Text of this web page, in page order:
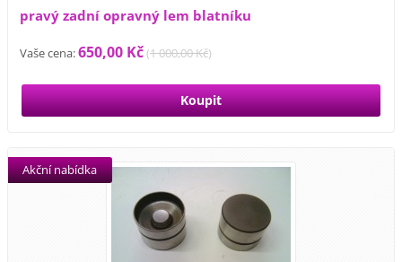
pravý zadní opravný lem blatníku
Vaše cena:650,00 Kč(1 000,00 Kč)
Akční nabídka